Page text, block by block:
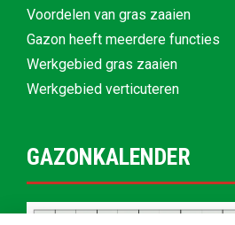
Voordelen van gras zaaien
Gazon heeft meerdere functies
Werkgebied gras zaaien
Werkgebied verticuteren
GAZONKALENDER